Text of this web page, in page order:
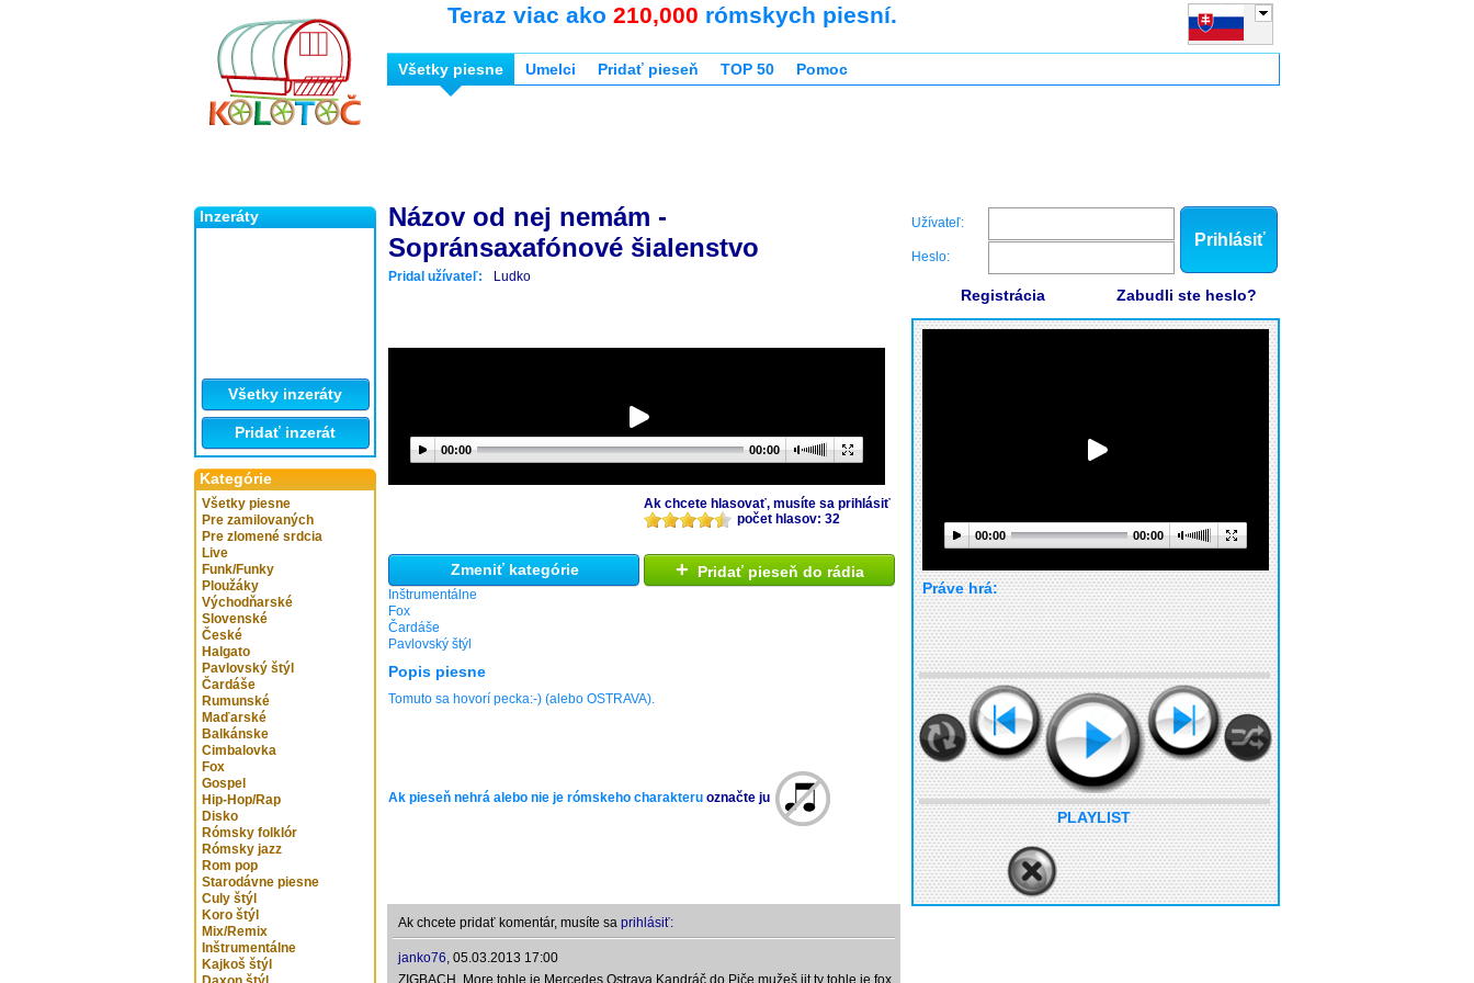
Inzeráty
Všetky inzeráty
Pridať inzerát
Kategórie
Všetky piesne
Pre zamilovaných
Pre zlomené srdcia
Live
Funk/Funky
Ploužáky
Východňarské
Slovenské
České
Halgato
Pavlovský štýl
Čardáše
Rumunské
Maďarské
Balkánske
Cimbalovka
Fox
Gospel
Hip-Hop/Rap
Disko
Rómsky folklór
Rómsky jazz
Rom pop
Starodávne piesne
Culy štýl
Koro štýl
Mix/Remix
Inštrumentálne
Kajkoš štýl
Teraz viac ako 210,000 rómskych piesní.
Všetky piesne Umelci Pridať pieseň TOP 50 Pomoc
Názov od nej nemám -
Sopránsaxafónové šialenstvo
Pridal užívateľ: Ludko
00:00 00:00
Ak chcete hlasovať, musíte sa prihlásiť
počet hlasov: 32
Zmeniť kategórie
Inštrumentálne
Fox
Čardáše
Pavlovský štýl
+ Pridať pieseň do rádia
Popis piesne
Tomuto sa hovorí pecka:-) (alebo OSTRAVA).
Ak pieseň nehrá alebo nie je rómskeho charakteru označte ju
Ak chcete pridať komentár, musíte sa prihlásiť:
janko76, 05.03.2013 17:00
ZIGBACH, More tohle je Mercedes Ostrava Kandráč do Piče mužeš jit ty tohle je fox
Užívateľ:
Heslo:
Prihlásiť
Registrácia Zabudli ste heslo?
00:00 00:00
Práve hrá:
PLAYLIST